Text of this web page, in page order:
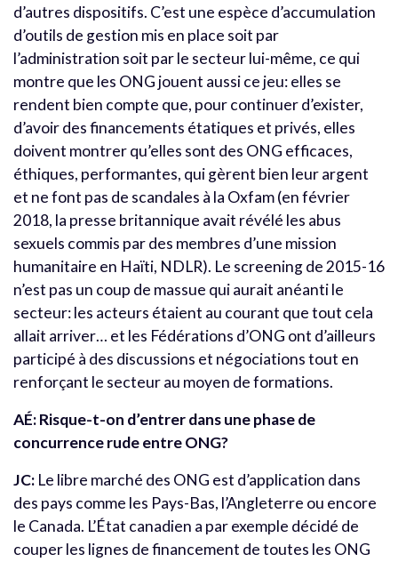
d’autres dispositifs. C’est une espèce d’accumulation
d’outils de gestion mis en place soit par
l’administration soit par le secteur lui-même, ce qui
montre que les ONG jouent aussi ce jeu: elles se
rendent bien compte que, pour continuer d’exister,
d’avoir des financements étatiques et privés, elles
doivent montrer qu’elles sont des ONG efficaces,
éthiques, performantes, qui gèrent bien leur argent
et ne font pas de scandales à la Oxfam (en février
2018, la presse britannique avait révélé les abus
sexuels commis par des membres d’une mission
humanitaire en Haïti, NDLR). Le screening de 2015-16
n’est pas un coup de massue qui aurait anéanti le
secteur: les acteurs étaient au courant que tout cela
allait arriver… et les Fédérations d’ONG ont d’ailleurs
participé à des discussions et négociations tout en
renforçant le secteur au moyen de formations.
AÉ: Risque-t-on d’entrer dans une phase de
concurrence rude entre ONG?
JC: Le libre marché des ONG est d’application dans
des pays comme les Pays-Bas, l’Angleterre ou encore
le Canada. L’État canadien a par exemple décidé de
couper les lignes de financement de toutes les ONG